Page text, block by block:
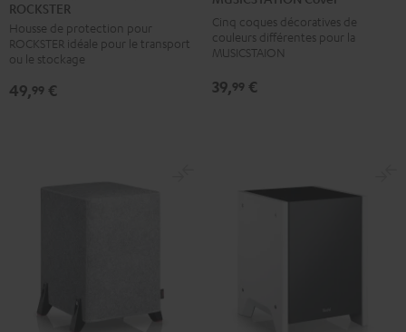
protection
pour
ROCKSTER
ROCKSTER
Housse de protection pour
ROCKSTER idéale pour le transport
ou le stockage
49,99 €
Cinq coques décoratives de
couleurs différentes pour la
MUSICSTAION
39,99 €